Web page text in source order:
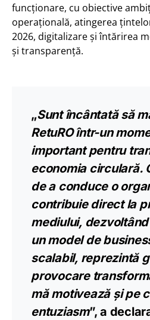
funcționare, cu obiective
operațională, atingerea
2026, digitalizare și întărirea
și transparență.
„Sunt încântată să
RetuRO într-un
important pentru
economia circulară.
de a conduce o
contribuie direct la
mediului,
un model de
scalabil, reprezintă
provocare
mă motivează și pe
entuziasm”, a